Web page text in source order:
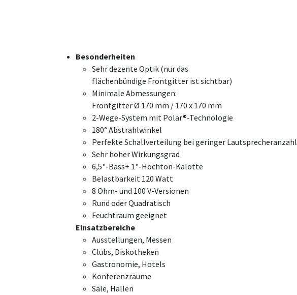
Besonderheiten
Sehr dezente Optik (nur das
flächenbündige Frontgitter ist sichtbar)
Minimale Abmessungen:
Frontgitter Ø 170 mm / 170 x 170 mm
2-Wege-System mit Polar®-Technologie
180° Abstrahlwinkel
Perfekte Schallverteilung bei geringer Lautsprecheranzahl
Sehr hoher Wirkungsgrad
6,5"-Bass+ 1"-Hochton-Kalotte
Belastbarkeit 120 Watt
8 Ohm- und 100 V-Versionen
Rund oder Quadratisch
Feuchtraum geeignet
Einsatzbereiche
Ausstellungen, Messen
Clubs, Diskotheken
Gastronomie, Hotels
Konferenzräume
Säle, Hallen